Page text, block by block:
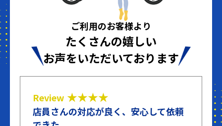
ご利用のお客様より
たくさんの嬉しい
お声をいただいております
Review ★★★★
店員さんの対応が良く、安心して依頼